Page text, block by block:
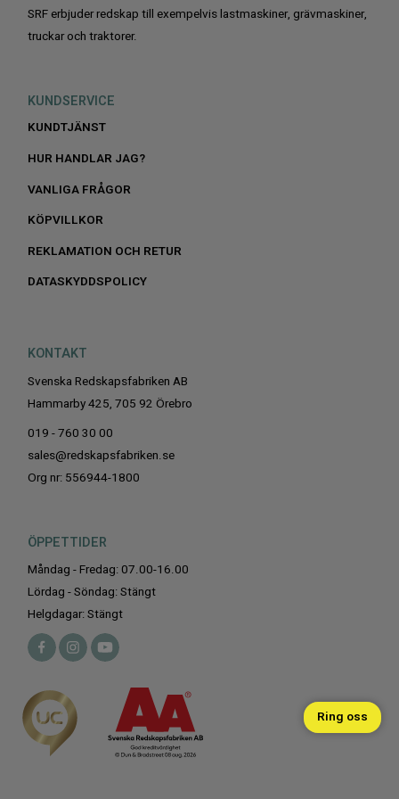
Ring oss
SRF erbjuder redskap till exempelvis lastmaskiner, grävmaskiner,
truckar och traktorer.
KUNDSERVICE
KUNDTJÄNST
HUR HANDLAR JAG?
VANLIGA FRÅGOR
KÖPVILLKOR
REKLAMATION OCH RETUR
DATASKYDDSPOLICY
KONTAKT
Svenska Redskapsfabriken AB
Hammarby 425, 705 92 Örebro
019 - 760 30 00
sales@redskapsfabriken.se
Org nr: 556944-1800
ÖPPETTIDER
Måndag - Fredag: 07.00-16.00
Lördag - Söndag: Stängt
Helgdagar: Stängt